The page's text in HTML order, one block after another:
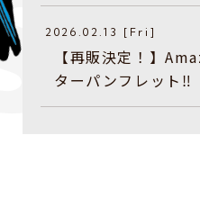
2026.02.13 [Fri]
【再販決定！】
ターパンフレット‼